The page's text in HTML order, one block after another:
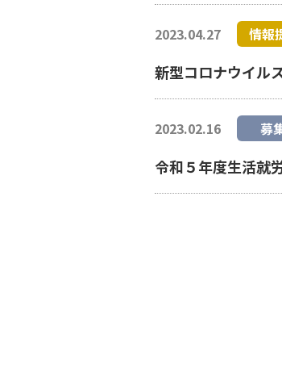
2023.04.27 情報
新型コロナウイル
2023.02.16 募
令和５年度生活